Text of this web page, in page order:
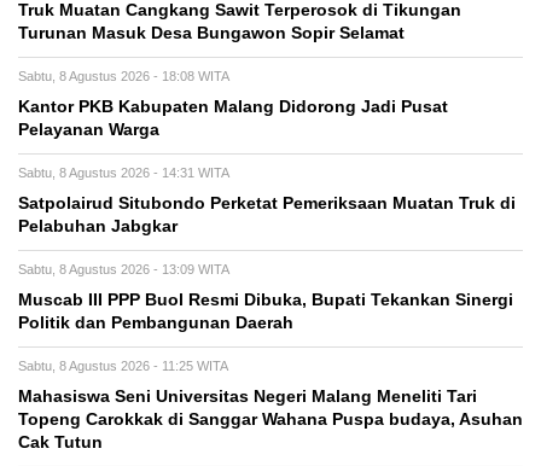
Truk Muatan Cangkang Sawit Terperosok di Tikungan
Turunan Masuk Desa Bungawon Sopir Selamat
Sabtu, 8 Agustus 2026 - 18:08 WITA
Kantor PKB Kabupaten Malang Didorong Jadi Pusat
Pelayanan Warga
Sabtu, 8 Agustus 2026 - 14:31 WITA
Satpolairud Situbondo Perketat Pemeriksaan Muatan Truk di
Pelabuhan Jabgkar
Sabtu, 8 Agustus 2026 - 13:09 WITA
Muscab III PPP Buol Resmi Dibuka, Bupati Tekankan Sinergi
Politik dan Pembangunan Daerah
Sabtu, 8 Agustus 2026 - 11:25 WITA
Mahasiswa Seni Universitas Negeri Malang Meneliti Tari
Topeng Carokkak di Sanggar Wahana Puspa budaya, Asuhan
Cak Tutun